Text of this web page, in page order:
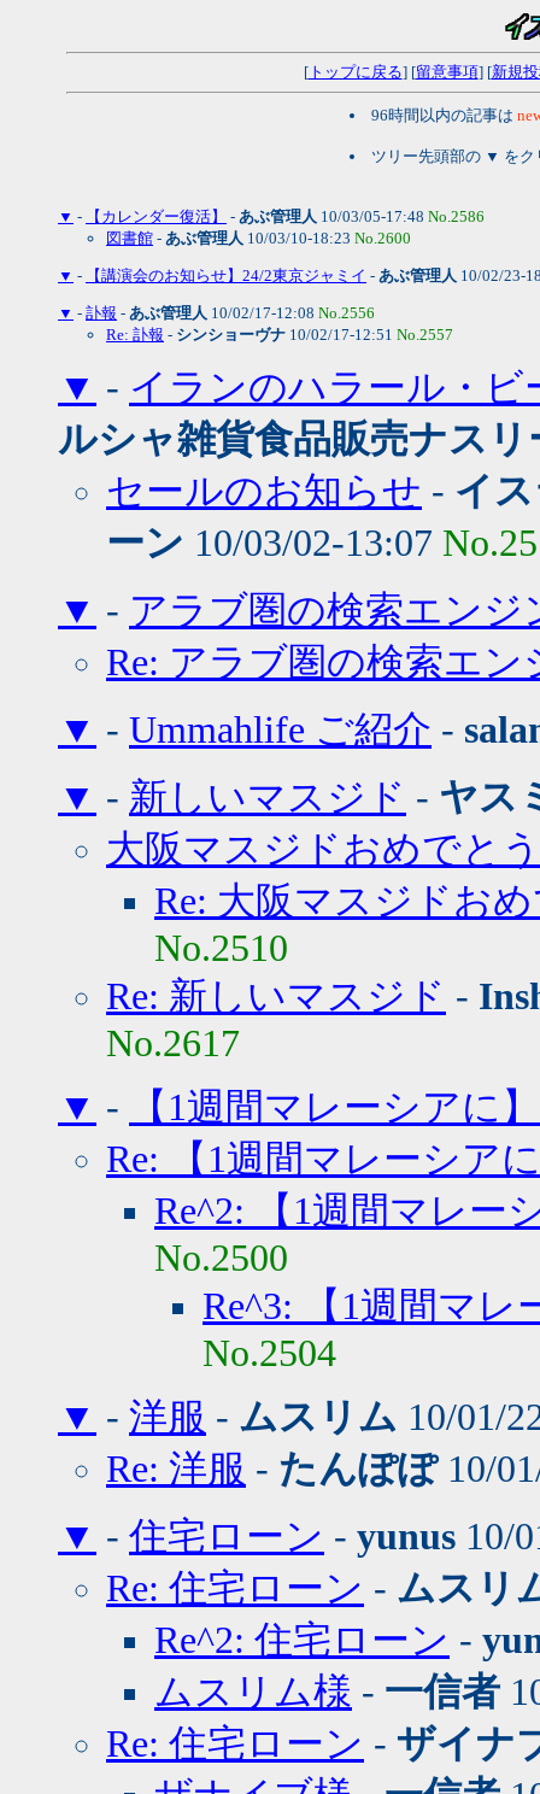
[トップに戻る] [留意事項] [新規
96時間以内の記事は
ツリー先頭部の ▼ をク
▼ - 【カレンダー復活】 - あぶ管理人 10/03/05-17:48 No.2586
図書館 - あぶ管理人 10/03/10-18:23 No.2600
▼ - 【講演会のお知らせ】24/2東京ジャミイ - あぶ管理人 10/02/23-
▼ - 訃報 - あぶ管理人 10/02/17-12:08 No.2556
Re: 訃報 - シンショーヴナ 10/02/17-12:51 No.2557
▼ - イランのハラール・
ルシャ雑貨食品販売ナスリ
セールのお知らせ - イ
ーン 10/03/02-13:07
▼ - アラブ圏の検索エンジ
Re: アラブ圏の検索エン
▼ - Ummahlife ご紹介 -
▼ - 新しいマスジド - ヤス
大阪マスジドおめでとう
Re: 大阪マスジドお
No.2510
Re: 新しいマスジド -
No.2617
▼ -
【1週間マレーシアに】
Re: 【1週間マレーシア
Re^2: 【1週間マレー
No.2500
Re^3: 【1週間マレ
No.2504
▼ - 洋服 - ムスリム 10/01/
Re: 洋服 - たんぽぽ10/
▼ - 住宅ローン - yunus 10/
Re: 住宅ローン - ムスリ
Re^2: 住宅ローン -
ムスリム様 - 一信者
Re: 住宅ローン - ザイナ